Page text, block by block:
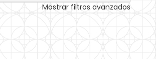
Mostrar filtros avanzados